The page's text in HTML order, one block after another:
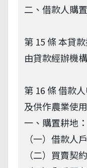
二、借款人購
第 15 條 本貸
由貸款經辦機
第 16 條 借款
及供作農業使
一、購置耕地：
（一）借款人
（二）買賣契